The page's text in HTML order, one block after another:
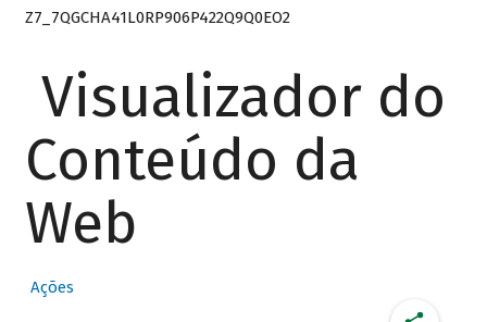
Z7_7QGCHA41L0RP906P422Q9Q0EO2
Visualizador do
Conteúdo da
Web
Ações